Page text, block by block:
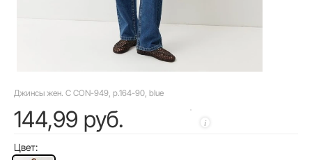
Джинсы жен. C CON-949, р.164-90, blue
144,99 руб.
Цвет: